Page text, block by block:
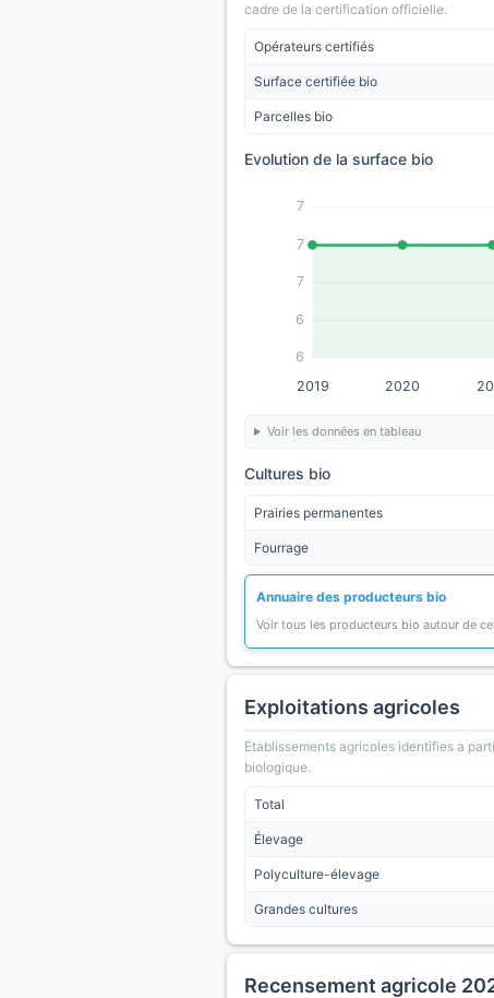
cadre de la certification officielle.
Opérateurs certifiés
Surface certifiée bio
Parcelles bio
Evolution de la surface bio
6
6
7
7
7
2019 2020
Voir les données en tableau
Cultures bio
Prairies permanentes
Fourrage
Annuaire des producteurs bio
Voir tous les producteurs bio autour de
Exploitations agricoles
Etablissements agricoles identifies a
biologique.
Total
Élevage
Polyculture-élevage
Grandes cultures
Recensement agricole